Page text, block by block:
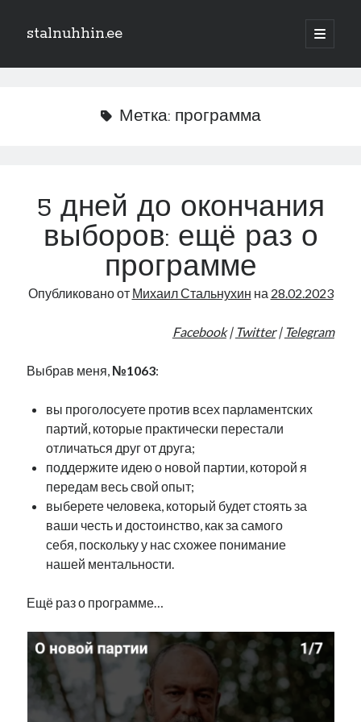
stalnuhhin.ee
отрыть
Боковая
В мире
Интеграция
Интервью
Нарва и северо-восток
Фотографии
Эстония и Россия
Юмор
Метки
radio narva
ансиппиада
в поисках здравого смысла
интервью
катри райк кая каллас книга маська нарва
нацменьшинства образование обучение эстонскому
памятники парламент партия поводырь
подкаст потеряны данные пресса программа
Метка: программа
5 дней до окончания
выборов: ещё раз о
программе
Опубликовано от Михаил Стальнухин на 28.02.2023
Facebook| Twitter| Telegram
Выбрав меня, №1063:
вы проголосуете против всех парламентских
партий, которые практически перестали
отличаться друг от друга;
поддержите идею о новой партии, которой я
передам весь свой опыт;
выберете человека, который будет стоять за
ваши честь и достоинство, как за самого
себя, поскольку у нас схожее понимание
нашей ментальности.
Ещё раз о программе…